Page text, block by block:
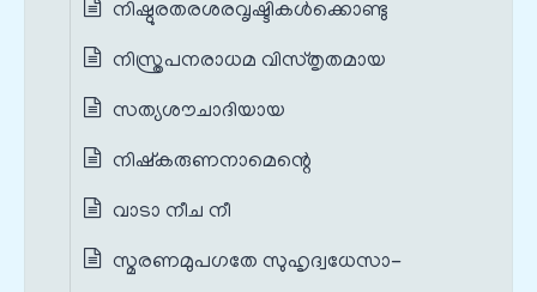
നിഷ്ഠുരതരശരവൃഷ്ടികൾക്കൊണ്ടു
നിസ്ത്രപനരാധമ വിസ്തൃതമായ
സത്യശൗചാദിയായ
നിഷ്കരുണനാമെന്റെ
വാടാ നീച നീ
സ്മരണമുപഗതേ സുഹൃദ്വധേസാ-